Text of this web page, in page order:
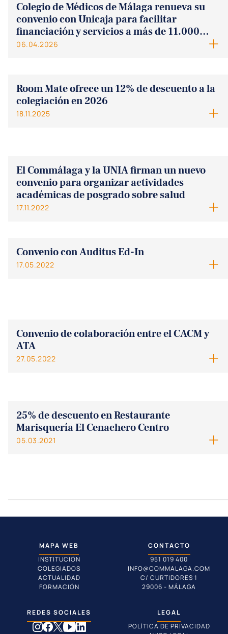
Colegio de Médicos de Málaga renueva su
convenio con Unicaja para facilitar
financiación y servicios a más de 11.000
facultativos
06.04.2026
Room Mate ofrece un 12% de descuento a la
colegiación en 2026
18.11.2025
El Commálaga y la UNIA firman un nuevo
convenio para organizar actividades
académicas de posgrado sobre salud
17.11.2022
Convenio con Auditus Ed-In
17.05.2022
Convenio de colaboración entre el CACM y
ATA
27.05.2022
25% de descuento en Restaurante
Marisquería El Cenachero Centro
05.03.2021
MAPA WEB
INSTITUCIÓN
COLEGIADOS
ACTUALIDAD
FORMACIÓN
CONTACTO
951 019 400
INFO@COMMALAGA.COM
C/ CURTIDORES 1
29006 - MÁLAGA
REDES SOCIALES
LEGAL
POLÍTICA DE PRIVACIDAD